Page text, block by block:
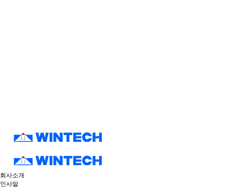
회사소개
인사말